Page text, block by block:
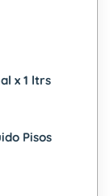
x 1 ltrs
Pisos